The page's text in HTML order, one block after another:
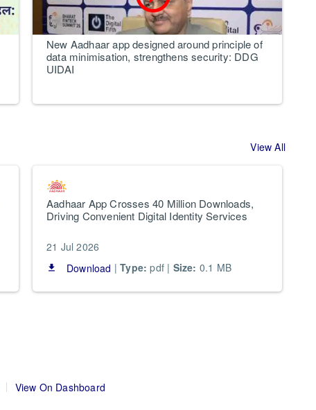
New Aadhaar app designed around principle of
data minimisation, strengthens security: DDG
UIDAI
View All
Aadhaar App Crosses 40 Million Downloads,
Driving Convenient Digital Identity Services
21 Jul 2026
file_download Download |Type: pdf | Size: 0.1 MB
View On Dashboard